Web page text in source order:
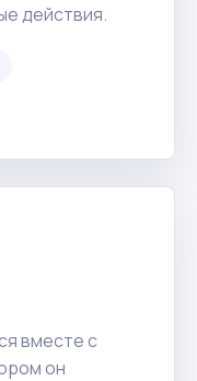
действия.
вместе с
он